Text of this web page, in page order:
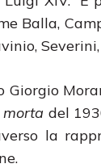
Balla,
morta del
la